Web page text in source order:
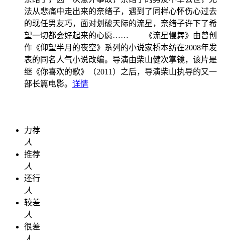
法从悲痛中走出来的奈绪子，遇到了同样心怀伤心过去
的现任男友巧，面对划破天际的流星，奈绪子许下了希
望一切都会好起来的心愿…… 《流星慢舞》由曾创
作《仰望半月的夜空》系列的小说家桥本纺在2008年发
表的同名人气小说改编。导演由柴山健次掌镜，该片是
继《你喜欢的歌》（2011）之后，导演柴山执导的又一
部长篇电影。 详情
力荐
人
推荐
人
还行
人
较差
人
很差